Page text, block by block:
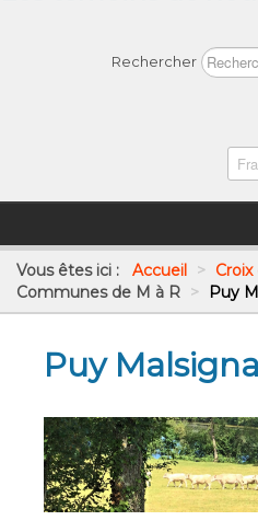
Rechercher
Vous êtes ici : Accueil >
Communes de M à R > Puy
Puy